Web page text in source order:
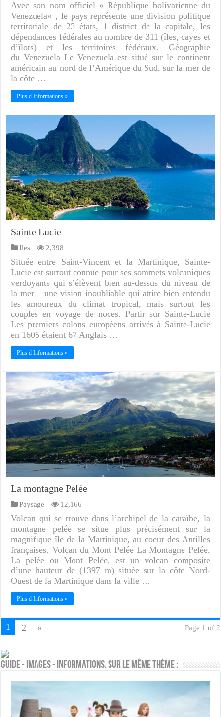
Avec son nom officiel « République bolivarienne du
Venezuela« , le pays représente une division politique
territoriale de 23 états, 1 district de la capitale, les
dépendances fédérales au nombre de 311 (îles, cayes et
d’îlots) et les territoires fédéraux. Géographie
du Venezuela Le Venezuela est situé sur le continent
américain au nord de l’Amérique du Sud, sur la mer de
la côte …
Plus d Informations »
Sainte Lucie
Iles 2,398
Située entre Saint-Vincent et la Martinique, Sainte-
Lucie est surtout connue pour ses sommets volcaniques
verdoyants qui s’élèvent bien au-dessus du niveau de
la mer – une vision inoubliable qui attire bien entendu
les amoureux du climat tropical, mais surtout les
couples en voyage de noces. Partir sur Sainte-Lucie
Les premiers colons européens arrivés à Sainte-Lucie
en 1605 étaient 67 Anglais …
Plus d Informations »
La montagne Pelée
Paysage 12,166
Volcan qui se trouve dans l’archipel de la caraïbe, la
montagne pelée se situe plus précisément sur la
magnifique île de la Martinique, au coeur des Antilles
françaises. Volcan du Mont Pelée La Montagne Pelée,
La pelée ou Mont Pelée, est un volcan composite
d’une hauteur de (1397 m) située sur la côte Nord-
Ouest de la Martinique dans la ville …
Plus d Informations »
Page 1 of 2
1 2 »
Guide - Images - Informations. Sur le même thème :